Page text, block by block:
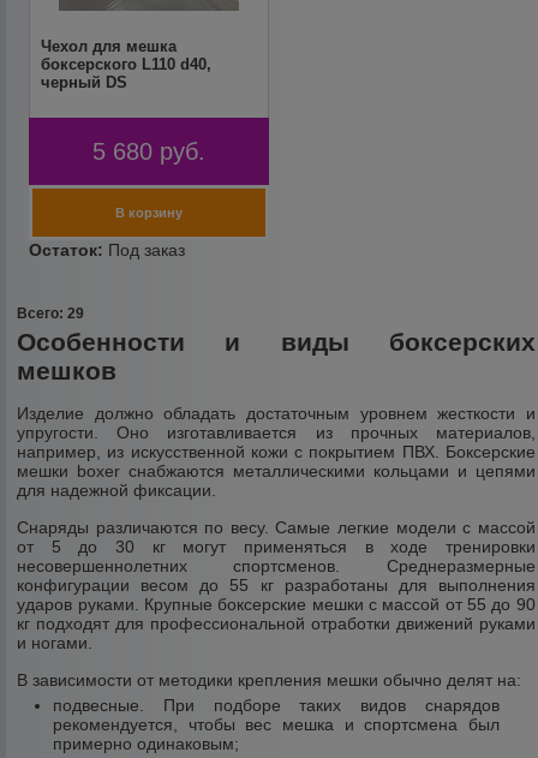
Чехол для мешка
боксерского L110 d40,
черный DS
5 680 руб.
Всего: 29
Особенности и виды боксерских
мешков
Изделие должно обладать достаточным уровнем жесткости и
упругости. Оно изготавливается из прочных материалов,
например, из искусственной кожи с покрытием ПВХ. Боксерские
мешки boxer снабжаются металлическими кольцами и цепями
для надежной фиксации.
Снаряды различаются по весу. Самые легкие модели с массой
от 5 до 30 кг могут применяться в ходе тренировки
несовершеннолетних спортсменов. Среднеразмерные
конфигурации весом до 55 кг разработаны для выполнения
ударов руками. Крупные боксерские мешки с массой от 55 до 90
кг подходят для профессиональной отработки движений руками
и ногами.
В зависимости от методики крепления мешки обычно делят на:
подвесные. При подборе таких видов снарядов
рекомендуется, чтобы вес мешка и спортсмена был
примерно одинаковым;